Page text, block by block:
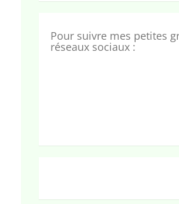
Pour suivre mes petites
réseaux sociaux :